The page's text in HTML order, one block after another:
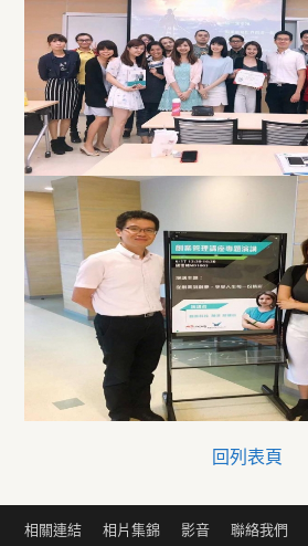
回列表頁
相關連結 相片集錦 影音 聯絡我們